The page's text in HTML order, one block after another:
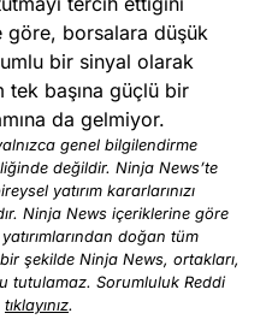
borsalara düşük
bir sinyal olarak
başına güçlü bir
da gelmiyor.
genel bilgilendirme
değildir. Ninja News’te
yatırım kararlarınızı
Ninja News içeriklerine göre
yatırımlarından doğan tüm
şekilde Ninja News, ortakları,
tutulamaz. Sorumluluk Reddi
tıklayınız.